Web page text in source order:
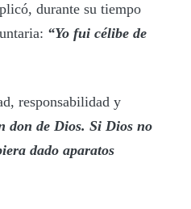
durante su tiempo
“Yo fui célibe de
responsabilidad y
don de Dios. Si Dios no
dado aparatos